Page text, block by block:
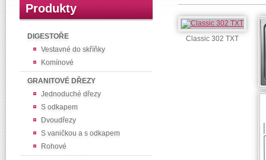
Produkty
DIGESTOŘE
Vestavné do skříňky
Komínové
GRANITOVÉ DŘEZY
Jednoduché dřezy
S odkapem
Dvoudřezy
S vaničkou a s odkapem
Rohové
Classic 302 TXT